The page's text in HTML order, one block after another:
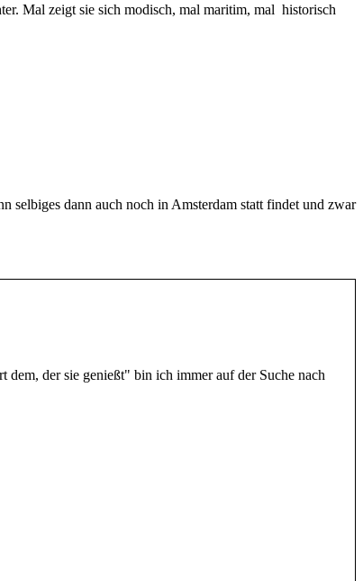
Mal zeigt sie sich modisch, mal maritim, mal historisch
selbiges dann auch noch in Amsterdam statt findet und zwar
der sie genießt" bin ich immer auf der Suche nach